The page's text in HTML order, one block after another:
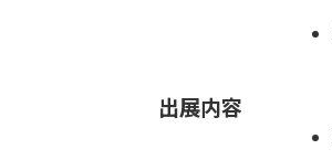
出展内容